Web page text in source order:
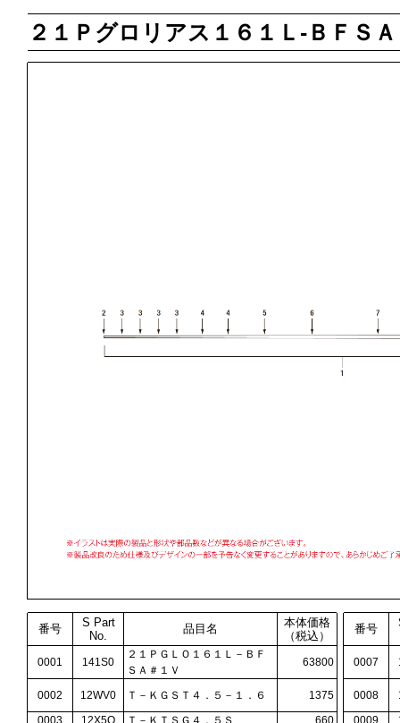
２１Ｐグロリアス１６１Ｌ‐ＢＦＳＡ
番号
S Part
No.
品目名
本体価格
（税込）
番号
0001 141S0
２１ＰＧＬＯ１６１Ｌ－ＢＦ
ＳＡ＃１Ｖ
63800 0007
0002 12WV0 Ｔ－ＫＧＳＴ４．５－１．６ 1375 0008
0003
12X5Q Ｔ－ＫＴＳＧ４．５Ｓ 660 0009